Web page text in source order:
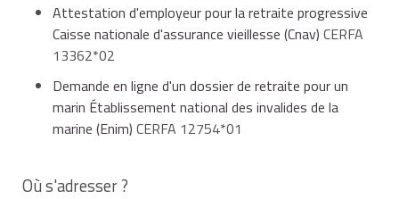
Attestation d'employeur pour la retraite progressive
Caisse nationale d'assurance vieillesse (Cnav) CERFA
13362*02
Demande en ligne d'un dossier de retraite pour un
marin Établissement national des invalides de la
marine (Enim) CERFA 12754*01
Où s'adresser ?